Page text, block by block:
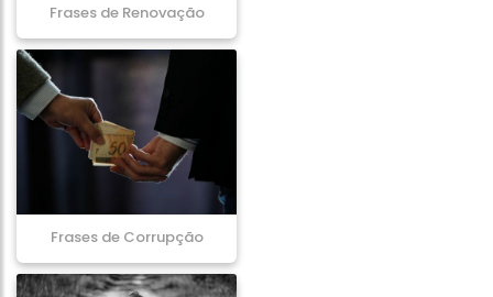
Frases de Renovação
Frases de Corrupção